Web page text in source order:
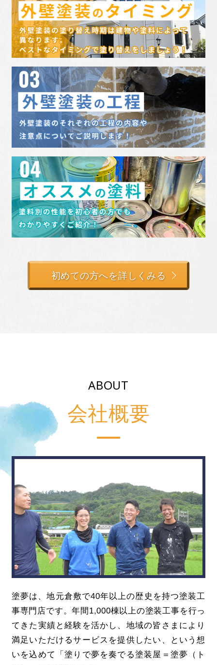
初めての方へを詳しくみる
ABOUT
会社概要
塗夢は、地元倉敷で40年以上の歴史を持つ塗装工
事専門店です。年間1,000棟以上の塗装工事を行っ
てきた実績と経験を活かし、地域の皆さまにより
満足いただけるサービスを提供したい、という想
いを込めて「塗りで夢を奏でる塗装屋＝塗夢（ト